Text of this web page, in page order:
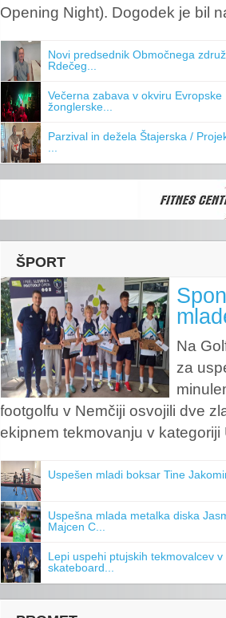
Opening Night). Dogodek je bil
Novi predsednik Območnega
Rdečeg...
Večerna zabava v okviru Evropske
žonglerske...
Parzival in dežela Štajerska /
ŠPORT
Na
za
footgolfu v Nemčiji osvojili dve
ekipnem tekmovanju v kategoriji
Uspešen mladi boksar Tine
Uspešna mlada metalka diska
Majcen C...
Lepi uspehi ptujskih tekmovalcev v
skateboard...